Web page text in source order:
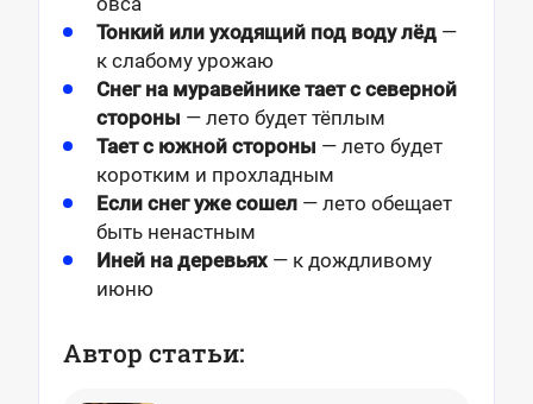
Тонкий или уходящий под воду лёд —
к слабому урожаю
Снег на муравейнике тает с северной
стороны — лето будет тёплым
Тает с южной стороны — лето будет
коротким и прохладным
Если снег уже сошел — лето обещает
быть ненастным
Иней на деревьях — к дождливому
июню
Автор статьи: